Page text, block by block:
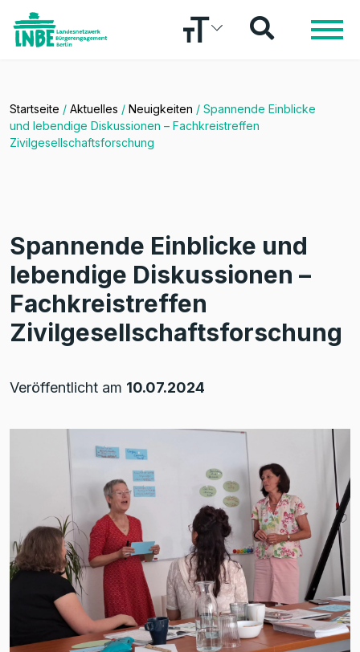
Startseite / Aktuelles / Neuigkeiten / Spannende Einblicke
und lebendige Diskussionen – Fachkreistreffen
Zivilgesellschaftsforschung
Spannende Einblicke und
lebendige Diskussionen –
Fachkreistreffen
Zivilgesellschaftsforschung
Veröffentlicht am 10.07.2024